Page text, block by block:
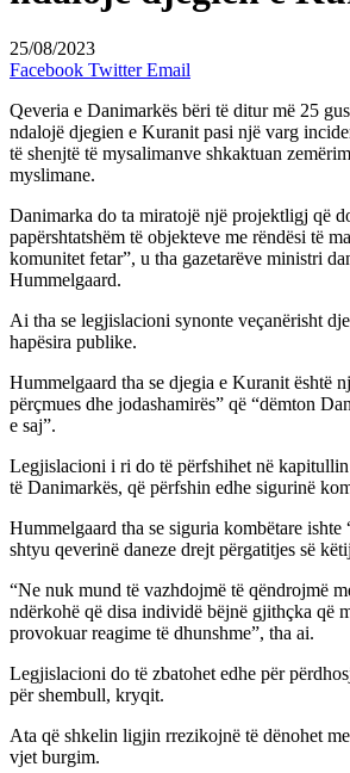
25/08/2023
Facebook Twitter Email
Qeveria e Danimarkës bëri të ditur më 25
ndalojë djegien e Kuranit pasi një varg
të shenjtë të mysalimanve shkaktuan
myslimane.
Danimarka do ta miratojë një projektligj që
papërshtatshëm të objekteve me rëndësi të
komunitet fetar”, u tha gazetarëve ministri
Hummelgaard.
Ai tha se legjislacioni synonte veçanërisht
hapësira publike.
Hummelgaard tha se djegia e Kuranit është
përçmues dhe jodashamirës” që “dëmton
e saj”.
Legjislacioni i ri do të përfshihet në
të Danimarkës, që përfshin edhe sigurinë
Hummelgaard tha se siguria kombëtare
shtyu qeverinë daneze drejt përgatitjes së
“Ne nuk mund të vazhdojmë të qëndrojmë
ndërkohë që disa individë bëjnë gjithçka që
provokuar reagime të dhunshme”, tha ai.
Legjislacioni do të zbatohet edhe për
për shembull, kryqit.
Ata që shkelin ligjin rrezikojnë të dënohet
vjet burgim.